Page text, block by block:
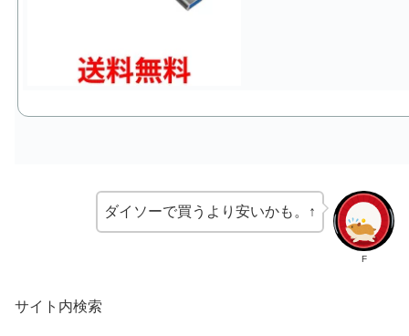
F
ダイソーで買うより安いかも。↑
サイト内検索